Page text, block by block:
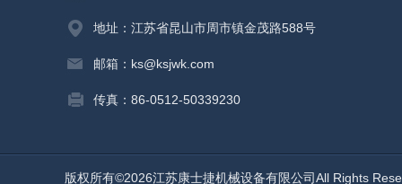
地址：江苏省昆山市周市镇金茂路588号
邮箱：ks@ksjwk.com
传真：86-0512-50339230
版权所有©2026江苏康士捷机械设备有限公司All Rights